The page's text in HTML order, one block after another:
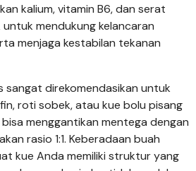
kalium, vitamin B6, dan serat
mendukung kelancaran
menjaga kestabilan tekanan
sangat direkomendasikan untuk
roti sobek, atau kue bolu pisang
menggantikan mentega dengan
rasio 1:1. Keberadaan buah
kue Anda memiliki struktur yang